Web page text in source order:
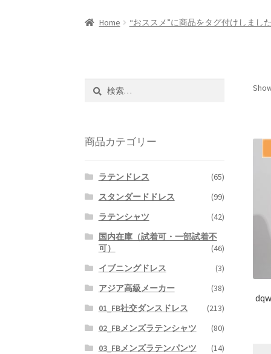
Home “おススメ”に商品をタグ付けしまし
商品カテゴリー
ラテンドレス
(65)
スタンダードドレス
(99)
ラテンシャツ
(42)
国内在庫（試着可・一部試着不
可）
(46)
イブニングドレス
(3)
アジア高級メーカー
(38)
01_FB社交ダンスドレス
(213)
02_FBメンズラテンシャツ
(80)
03_FBメンズラテンパンツ
(14)